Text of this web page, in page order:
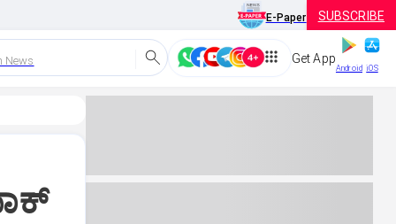
E-Paper SUBSCRIBE
News Get App
Android iOS